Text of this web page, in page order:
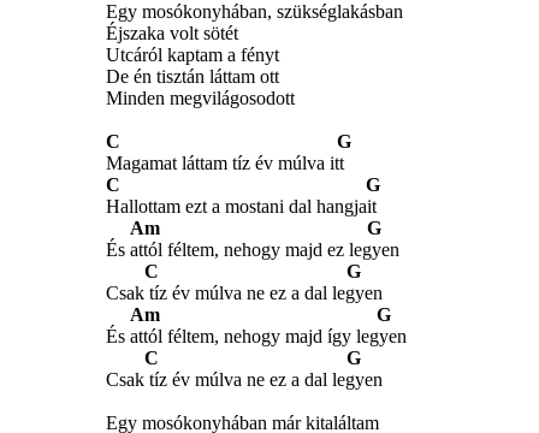
Egy mosókonyhában, szükséglakásban
Éjszaka volt sötét
Utcáról kaptam a fényt
De én tisztán láttam ott
Minden megvilágosodott
C G
Magamat láttam tíz év múlva itt
C G
Hallottam ezt a mostani dal hangjait
Am G
És attól féltem, nehogy majd ez legyen
C G
Csak tíz év múlva ne ez a dal legyen
Am G
És attól féltem, nehogy majd így legyen
C G
Csak tíz év múlva ne ez a dal legyen
Egy mosókonyhában már kitaláltam